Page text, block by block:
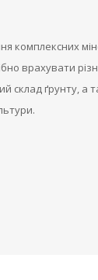
комплексних
врахувати
склад ґрунту, а